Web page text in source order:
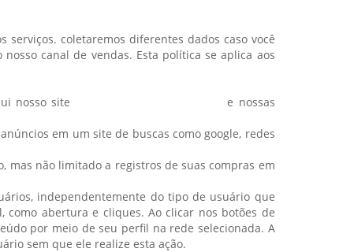
coletaremos diferentes dados caso você
canal de vendas. Esta política se aplica aos
nosso site
e nossas
em um site de buscas como google, redes
mas não limitado a registros de suas compras em
independentemente do tipo de usuário que
como abertura e cliques. Ao clicar nos botões de
por meio de seu perfil na rede selecionada. A
sem que ele realize esta ação.